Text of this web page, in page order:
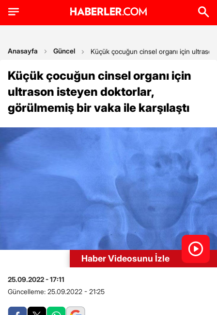
Anasayfa Güncel Küçük çocuğun cinsel organı için
Küçük çocuğun cinsel organı için
ultrason isteyen doktorlar,
görülmemiş bir vaka ile karşılaştı
Haber Videosunu İzle
25.09.2022 - 17:11
Güncelleme: 25.09.2022 - 21:25